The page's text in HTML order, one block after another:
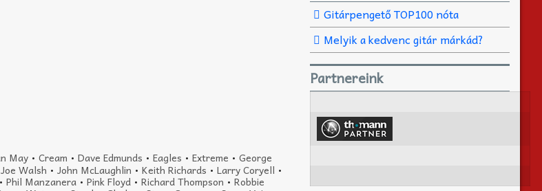
May• Cream • Dave Edmunds • Eagles • Extreme • George
Joe Walsh •John McLaughlin •Keith Richards •Larry Coryell •
•Phil Manzanera •Pink Floyd •Richard Thompson •Robbie
Gitárpengető TOP100 nóta
Melyik a kedvenc gitár márkád?
Partnereink